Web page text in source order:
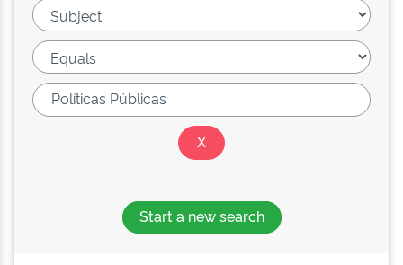
Start a new search